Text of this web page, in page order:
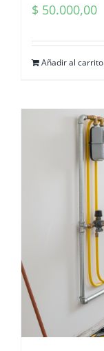
$ 50.000,00
Añadir al carrito